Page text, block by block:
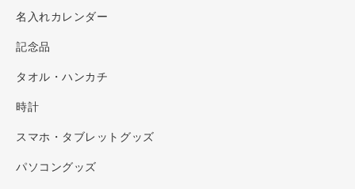
名入れカレンダー
記念品
タオル・ハンカチ
時計
スマホ・タブレットグッズ
パソコングッズ